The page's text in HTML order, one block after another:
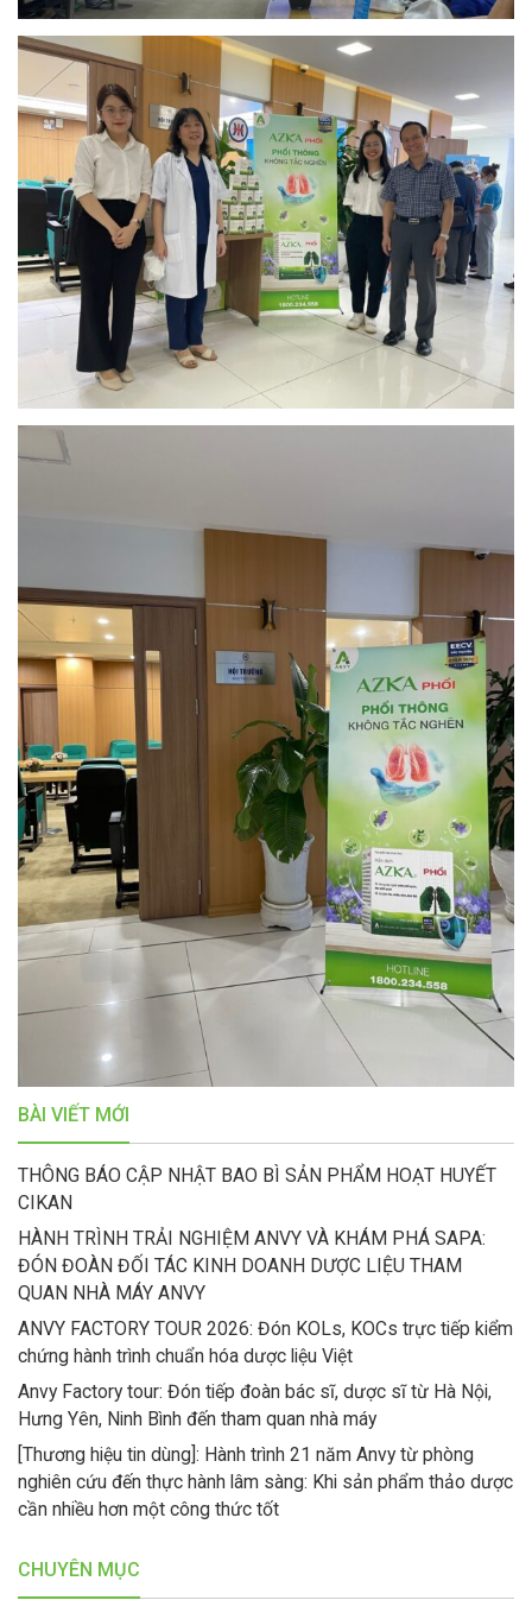
BÀI VIẾT MỚI
THÔNG BÁO CẬP NHẬT BAO BÌ SẢN PHẨM HOẠT HUYẾT
CIKAN
HÀNH TRÌNH TRẢI NGHIỆM ANVY VÀ KHÁM PHÁ SAPA:
ĐÓN ĐOÀN ĐỐI TÁC KINH DOANH DƯỢC LIỆU THAM
QUAN NHÀ MÁY ANVY
ANVY FACTORY TOUR 2026: Đón KOLs, KOCs trực tiếp kiểm
chứng hành trình chuẩn hóa dược liệu Việt
Anvy Factory tour: Đón tiếp đoàn bác sĩ, dược sĩ từ Hà Nội,
Hưng Yên, Ninh Bình đến tham quan nhà máy
[Thương hiệu tin dùng]: Hành trình 21 năm Anvy từ phòng
nghiên cứu đến thực hành lâm sàng: Khi sản phẩm thảo dược
cần nhiều hơn một công thức tốt
CHUYÊN MỤC